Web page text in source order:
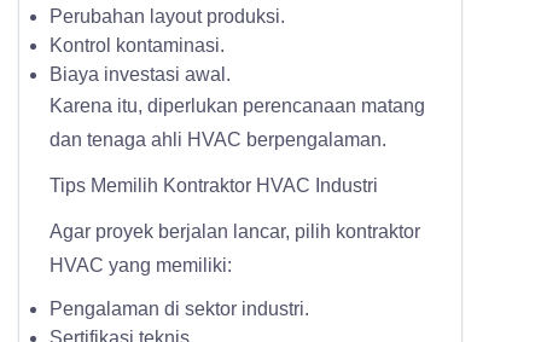
Perubahan layout produksi.
Kontrol kontaminasi.
Biaya investasi awal.
Karena itu, diperlukan perencanaan matang
dan tenaga ahli HVAC berpengalaman.
Tips Memilih Kontraktor HVAC Industri
Agar proyek berjalan lancar, pilih kontraktor
HVAC yang memiliki:
Pengalaman di sektor industri.